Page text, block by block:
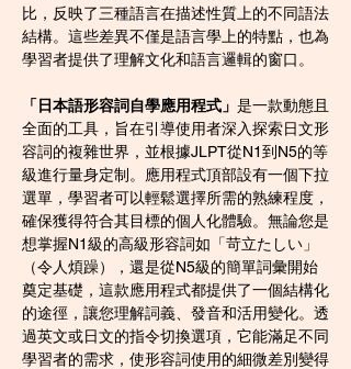
比，反映了三種語言在描述性質上的不同語法
結構。這些差異不僅是語言學上的特點，也為
學習者提供了理解文化和語言邏輯的窗口。
「日本語形容詞自學應用程式」 是一款動態且
全面的工具，旨在引導使用者深入探索日文形
容詞的複雜世界，並根據JLPT從N1到N5的等
級進行量身定制。應用程式頂部設有一個下拉
選單，學習者可以輕鬆選擇所需的熟練程度，
確保獲得符合其目標的個人化體驗。無論您是
想掌握N1級的高級形容詞如「苛立たしい」
（令人煩躁），還是從N5級的簡單詞彙開始
奠定基礎，這款應用程式都提供了一個結構化
的途徑，讓您理解詞義、發音和活用變化。透
過英文或日文的指令切換選項，它能滿足不同
學習者的需求，使形容詞使用的細微差別變得